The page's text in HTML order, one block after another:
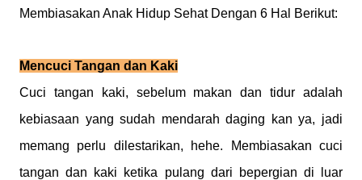
Membiasakan Anak Hidup Sehat Dengan 6 Hal Berikut:
Mencuci Tangan dan Kaki
Cuci tangan kaki, sebelum makan dan tidur adalah
kebiasaan yang sudah mendarah daging kan ya, jadi
memang perlu dilestarikan, hehe.
Membiasakan cuci
tangan dan kaki ketika pulang dari bepergian di luar